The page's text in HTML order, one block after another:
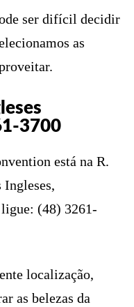
ser difícil decidir
as
3700
está na R.
Ingleses,
(48) 3261-
localização,
as belezas da